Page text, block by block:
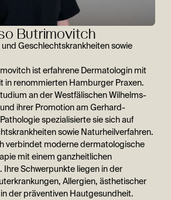
Butrimovitch
Geschlechtskrankheiten sowie
ist erfahrene Dermatologin mit
in renommierten Hamburger Praxen.
an der Westfälischen Wilhelms-
ihrer Promotion am Gerhard-
spezialisierte sie sich auf
sowie Naturheilverfahren.
verbindet moderne dermatologische
mit einem ganzheitlichen
Ihre Schwerpunkte liegen in der
Allergien, ästhetischer
der präventiven Hautgesundheit.